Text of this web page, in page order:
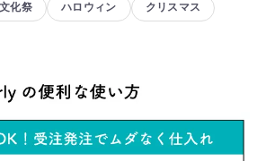
化祭 ハロウィン クリスマス